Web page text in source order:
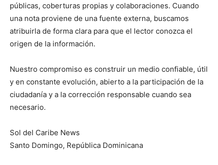
públicas, coberturas propias y colaboraciones. Cuando
una nota proviene de una fuente externa, buscamos
atribuirla de forma clara para que el lector conozca el
origen de la información.
Nuestro compromiso es construir un medio confiable, útil
y en constante evolución, abierto a la participación de la
ciudadanía y a la corrección responsable cuando sea
necesario.
Sol del Caribe News
Santo Domingo, República Dominicana